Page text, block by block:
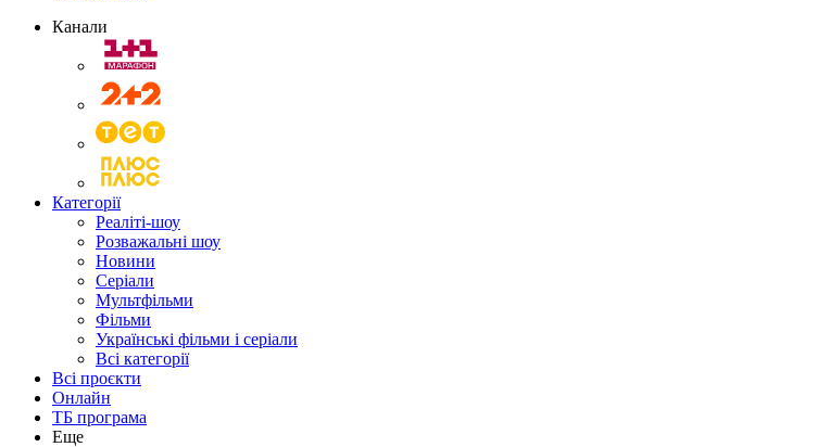
Канали
Категорії
Реаліті-шоу
Розважальні шоу
Новини
Серіали
Мультфільми
Фільми
Українські фільми і серіали
Всі категорії
Всі проєкти
Онлайн
ТБ програма
Еще